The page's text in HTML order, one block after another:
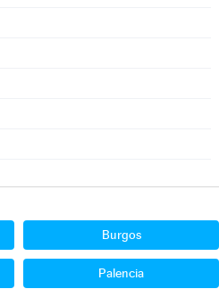
Burgos
Palencia